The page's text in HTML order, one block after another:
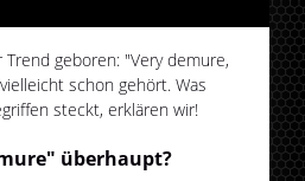
Trend geboren: "Very demure,
schon gehört. Was
steckt, erklären wir!
überhaupt?